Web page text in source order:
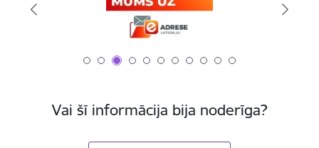
Vai šī informācija bija noderīga?